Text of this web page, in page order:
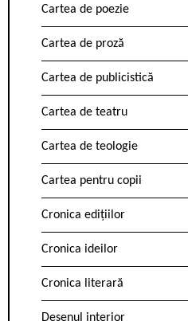
Cartea de poezie
Cartea de proză
Cartea de publicistică
Cartea de teatru
Cartea de teologie
Cartea pentru copii
Cronica edițiilor
Cronica ideilor
Cronica literară
Desenul interior